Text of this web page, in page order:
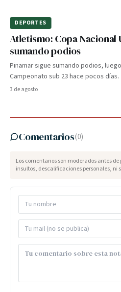
DEPORTES
Atletismo: Copa Nacional
sumando podios
Pinamar sigue sumando podios,
Campeonato sub 23 hace pocos días.
3 de agosto
Comentarios(0)
Los comentarios son moderados antes
insultos, descalificaciones personales, ni